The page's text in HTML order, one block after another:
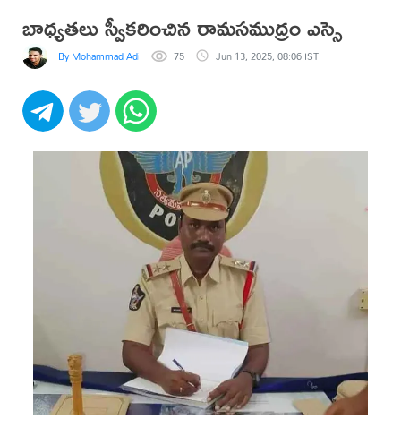
బాధ్యతలు స్వీకరించిన రామసముద్రం ఎస్సై
By Mohammad Adil Anwar 75 Jun 13, 2025, 08:06 IST